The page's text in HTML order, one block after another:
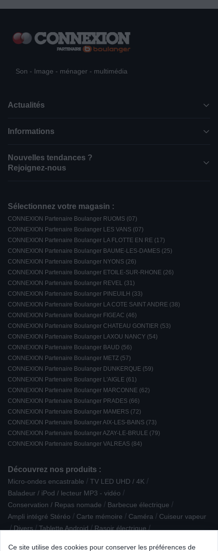
Ce site utilise des cookies pour conserver les préférences de
Son - Image - ménager - multimédia
Actualités
Informations
Nouvelles tendances ?
Rejoignez-nous
Sélectionnez votre magasin :
CONNEXION Partenaire Boulanger RUOMS (07)
CONNEXION Partenaire Boulanger LES VANS (07)
CONNEXION Partenaire Boulanger LA FLOTTE EN RE (17)
CONNEXION Partenaire Boulanger BAUME-LES-DAMES (25)
CONNEXION Partenaire Boulanger NYONS (26)
CONNEXION Partenaire Boulanger ETOILE-SUR-RHONE (26)
CONNEXION Partenaire Boulanger REVEL (31)
CONNEXION Partenaire Boulanger PINEUILH (33)
CONNEXION Partenaire Boulanger LA COTE SAINT ANDRE (38)
CONNEXION Partenaire Boulanger FIGEAC (46)
CONNEXION Partenaire Boulanger CHATEAU GONTIER (53)
CONNEXION Partenaire Boulanger LAXOU NANCY (54)
CONNEXION Partenaire Boulanger BAUD (56)
CONNEXION Partenaire Boulanger METZ (57)
CONNEXION Partenaire Boulanger DUNKERQUE (59)
CONNEXION Partenaire Boulanger L'AIGLE (61)
CONNEXION Partenaire Boulanger MARCONNE (62)
CONNEXION Partenaire Boulanger PRADES (66)
CONNEXION Partenaire Boulanger MAMERS (72)
CONNEXION Partenaire Boulanger AIX-LES-BAINS (73)
CONNEXION Partenaire Boulanger AZAY-LE-BRULE (79)
CONNEXION Partenaire Boulanger VALREAS (84)
Découvrez nos produits :
Micro-ondes encastrable / TV LED UHD / 4K /
Baladeur / iPod / lecteur MP3 - vidéo /
Conservation / Repas nomade / Barbecue électrique /
Ampli intégré Stéréo / Carte mémoire / Caméra / Cuiseur vapeur
/ Divers / Tablette Android / Rasoir électrique /